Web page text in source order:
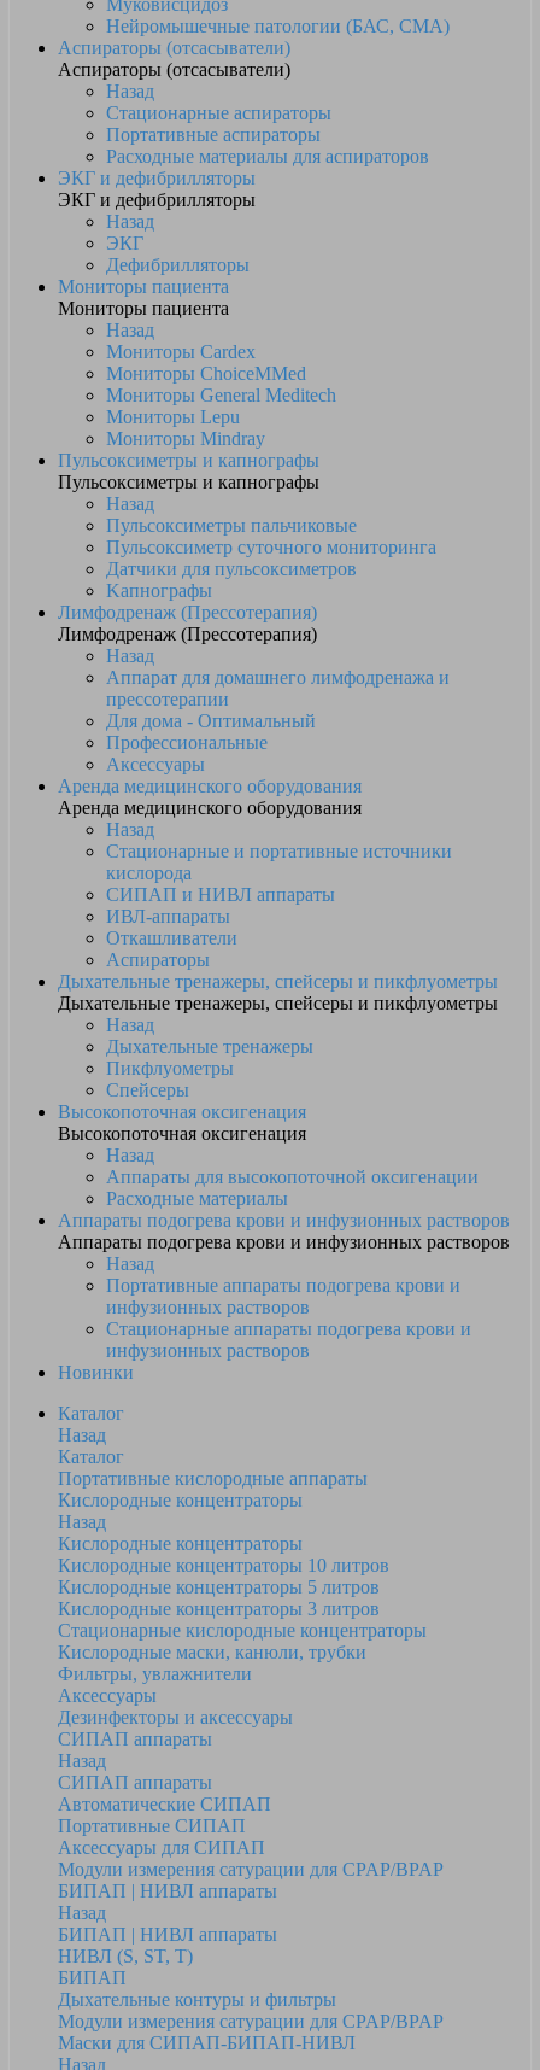
Муковисцидоз
Нейромышечные патологии (БАС, СМА)
Аспираторы (отсасыватели)
Аспираторы (отсасыватели)
Назад
Стационарные аспираторы
Портативные аспираторы
Расходные материалы для аспираторов
ЭКГ и дефибрилляторы
ЭКГ и дефибрилляторы
Назад
ЭКГ
Дефибрилляторы
Мониторы пациента
Мониторы пациента
Назад
Мониторы Cardex
Мониторы ChoiceMMed
Мониторы General Meditech
Мониторы Lepu
Мониторы Mindray
Пульсоксиметры и капнографы
Пульсоксиметры и капнографы
Назад
Пульсоксиметры пальчиковые
Пульсоксиметр суточного мониторинга
Датчики для пульсоксиметров
Kапнографы
Лимфодренаж (Прессотерапия)
Лимфодренаж (Прессотерапия)
Назад
Аппарат для домашнего лимфодренажа и
прессотерапии
Для дома - Оптимальный
Профессиональные
Аксессуары
Аренда медицинского оборудования
Аренда медицинского оборудования
Назад
Стационарные и портативные источники
кислорода
СИПАП и НИВЛ аппараты
ИВЛ-аппараты
Откашливатели
Аспираторы
Дыхательные тренажеры, спейсеры и пикфлуометры
Дыхательные тренажеры, спейсеры и пикфлуометры
Назад
Дыхательные тренажеры
Пикфлуометры
Спейсеры
Высокопоточная оксигенация
Высокопоточная оксигенация
Назад
Аппараты для высокопоточной оксигенации
Расходные материалы
Аппараты подогрева крови и инфузионных растворов
Аппараты подогрева крови и инфузионных растворов
Назад
Портативные аппараты подогрева крови и
инфузионных растворов
Стационарные аппараты подогрева крови и
инфузионных растворов
Новинки
Каталог
Назад
Каталог
Портативные кислородные аппараты
Кислородные концентраторы
Назад
Кислородные концентраторы
Кислородные концентраторы 10 литров
Кислородные концентраторы 5 литров
Кислородные концентраторы 3 литров
Стационарные кислородные концентраторы
Кислородные маски, канюли, трубки
Фильтры, увлажнители
Аксессуары
Дезинфекторы и аксессуары
СИПАП аппараты
Назад
СИПАП аппараты
Автоматические СИПАП
Портативные СИПАП
Аксессуары для СИПАП
Модули измерения сатурации для CPAP/BPAP
БИПАП | НИВЛ аппараты
Назад
БИПАП | НИВЛ аппараты
НИВЛ (S, ST, T)
БИПАП
Дыхательные контуры и фильтры
Модули измерения сатурации для CPAP/BPAP
Маски для СИПАП-БИПАП-НИВЛ
Назад